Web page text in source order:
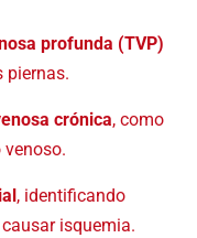
profunda (TVP)
piernas.
crónica, como
venoso.
, identificando
isquemia.